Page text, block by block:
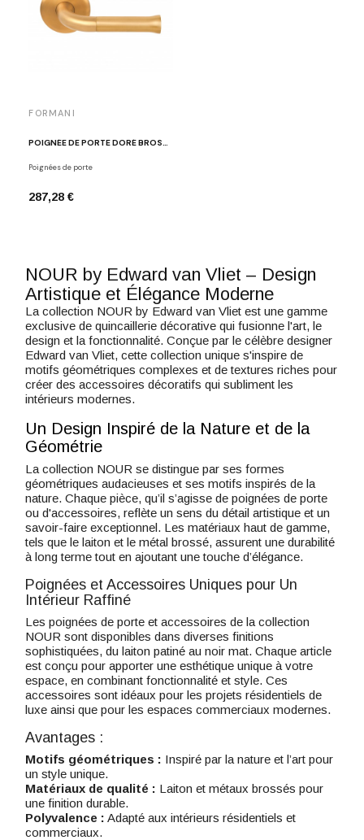
FORMANI
POIGNÉE DE PORTE DORÉ BROSSÉ EDWARD VAN VLIET EV101/64 IM
Poignées de porte
287,28 €
NOUR by Edward van Vliet – Design
Artistique et Élégance Moderne
La collection NOUR by Edward van Vliet est une gamme
exclusive de quincaillerie décorative qui fusionne l'art, le
design et la fonctionnalité. Conçue par le célèbre designer
Edward van Vliet, cette collection unique s'inspire de
motifs géométriques complexes et de textures riches pour
créer des accessoires décoratifs qui subliment les
intérieurs modernes.
Un Design Inspiré de la Nature et de la
Géométrie
La collection NOUR se distingue par ses formes
géométriques audacieuses et ses motifs inspirés de la
nature. Chaque pièce, qu’il s’agisse de poignées de porte
ou d'accessoires, reflète un sens du détail artistique et un
savoir-faire exceptionnel. Les matériaux haut de gamme,
tels que le laiton et le métal brossé, assurent une durabilité
à long terme tout en ajoutant une touche d’élégance.
Poignées et Accessoires Uniques pour Un
Intérieur Raffiné
Les poignées de porte et accessoires de la collection
NOUR sont disponibles dans diverses finitions
sophistiquées, du laiton patiné au noir mat. Chaque article
est conçu pour apporter une esthétique unique à votre
espace, en combinant fonctionnalité et style. Ces
accessoires sont idéaux pour les projets résidentiels de
luxe ainsi que pour les espaces commerciaux modernes.
Avantages :
Motifs géométriques : Inspiré par la nature et l’art pour
un style unique.
Matériaux de qualité : Laiton et métaux brossés pour
une finition durable.
Polyvalence : Adapté aux intérieurs résidentiels et
commerciaux.